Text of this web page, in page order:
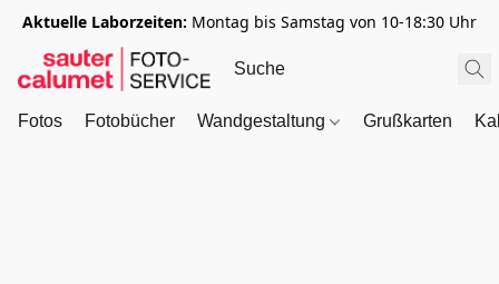
Aktuelle Laborzeiten: Montag bis Samstag von 10-18:30 Uhr
Fotos Fotobücher Wandgestaltung Grußkarten